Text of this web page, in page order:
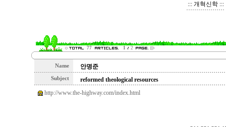
::: 개혁신학 :::
77 1 2
Name 안명준
Subject
reformed theological resources
http://www.the-highway.com/index.html